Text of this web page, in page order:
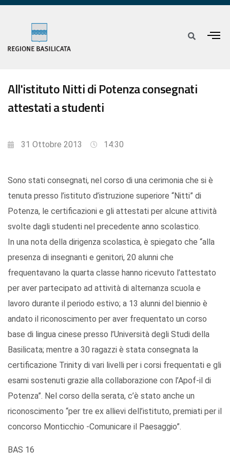
All'istituto Nitti di Potenza consegnati
attestati a studenti
31 Ottobre 2013 14:30
Sono stati consegnati, nel corso di una cerimonia che si è
tenuta presso l’istituto d’istruzione superiore “Nitti” di
Potenza, le certificazioni e gli attestati per alcune attività
svolte dagli studenti nel precedente anno scolastico.
In una nota della dirigenza scolastica, è spiegato che “alla
presenza di insegnanti e genitori, 20 alunni che
frequentavano la quarta classe hanno ricevuto l’attestato
per aver partecipato ad attività di alternanza scuola e
lavoro durante il periodo estivo; a 13 alunni del biennio è
andato il riconoscimento per aver frequentato un corso
base di lingua cinese presso l’Università degli Studi della
Basilicata; mentre a 30 ragazzi è stata consegnata la
certificazione Trinity di vari livelli per i corsi frequentati e gli
esami sostenuti grazie alla collaborazione con l’Apof-il di
Potenza”. Nel corso della serata, c’è stato anche un
riconoscimento “per tre ex allievi dell’istituto, premiati per il
concorso Monticchio -Comunicare il Paesaggio”.
BAS 16